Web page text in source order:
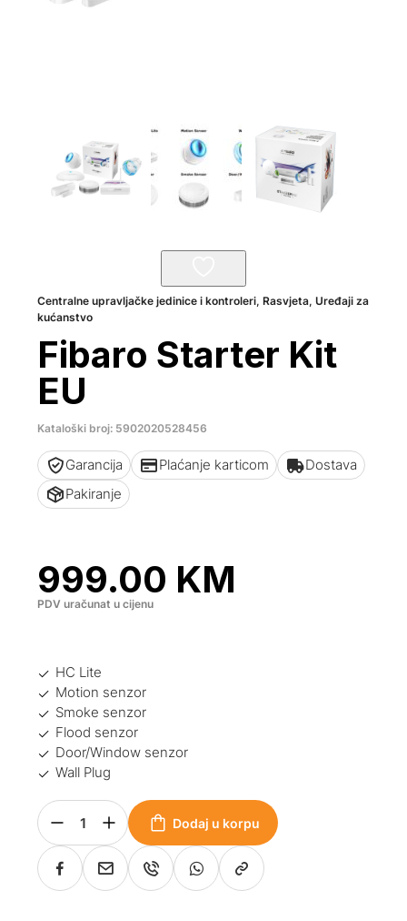
Centralne upravljačke jedinice i kontroleri,Rasvjeta,Uređaji za
kućanstvo
Fibaro Starter Kit
EU
Kataloški broj: 5902020528456
Garancija Plaćanje karticom
Dostava
Pakiranje
999.00 KM
PDV uračunat u cijenu
HC Lite
Motion senzor
Smoke senzor
Flood senzor
Door/Window senzor
Wall Plug
Dodaj u korpu